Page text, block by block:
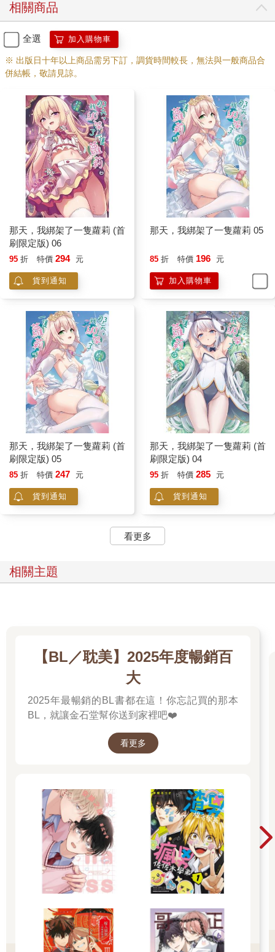
前，學姐已經先一步迎上客人了。
「您好，只有──一位嗎？」學姐的語句帶著猶豫，視線也飄向我
這邊。
我立刻明白學姐動作僵硬的原因。因為學姐調查過某人，也難怪
會知道少女的底細。
「不、不是，應該說我不是來喝咖啡的。」
呼應著缺乏自信的身體動作，少女講話也溫吞溫吞的，不是很敢
直視對方。
「那，難道是──」
在尷尬的學姐搔著頭進一步說下去前，兩人間的對話被人打斷。
「用這種態度對客人不好吧，扣妳錢喔。」
「不要沒事就要扣員工錢啦！老闆！」雖然聽起來像玩笑，學姐
還是出聲抗議。
我看了看角落的鋼琴，既然老闆有彈鋼琴的興趣，加上他也知道
我的背景，或許認出了什麼吧，畢竟她現在的知名度──
「妳是袁藍華吧，那位知名的年輕鋼琴天才。」
老闆果然點出對方驚人的身分，袁藍華則默默點頭。
我雖然討厭媒體，卻特別關注她的發展。
少女叫做袁藍華，不過十六歲的高中生年紀就揚名全國。從國小
庭，甚至還有廠商找她代言拍攝一些廣告。
袁藍華的聲音越來越小，看來是真的不擅長應對。不過被稱為袁
藍華的她，有著這熟悉的姓氏並非偶然。
她正是臺灣知名富豪袁長慶的寶貝女兒，也是當年的撕票案受害
者──袁少華的親妹妹。
加害者與受害者的血親齊聚一堂，即使大部分的客人並沒有聽到
對話，也不見得認得出我們，空氣中仍然瀰漫著說不出口的沉
袁藍華在被老闆認出身分後，又過了幾秒才發現站在窗邊的我，
隨即對我這邊微微彎腰，姑且當作是致意吧。
她剛剛才從附近走來，怎沒透過窗戶看到逗留在窗邊的我？
看來袁藍華因為太敏感而過於內向的個性，在長大後也沒有改
變，這點讓我有些憂慮。
「我……」她向我這邊挪動腳步，但只前進一些就停住。
彷彿吞下所有負面情緒，以至於有些麻木的表情。
不只無形的牆擋在她與我之間，我們內心的想法也註定無法交
做為「劉松霖」的我，其實很希望袁藍華能大聲指責我。但她沒
有選擇這麼做，就連在袁少華的頭七上，當年的小女孩都只是默
自喪禮後，我沒有再去過袁家，更別說跟袁藍華有任何接觸。
本該是親哥哥的我，早已失去陪伴妹妹成長的資格。
所以我只能對她露出笑容，一如往常虛偽的、噁心的笑容，那是
「好久不見了，袁藍華。」
一旁的Ａ子似乎盯著我。
麼，我的後背因此滲出冷汗。
最後有所行動的卻不是我。袁藍華吸了口氣，以堅定的神情望向
所謂的一個小忙，我有猜到會是這種事情──畢竟我們是兄妹。
店內本來播放的吉他民謠被學姐默默關掉，我則故意繞去整理客
人離去後的座位，偷偷觀察他們的動作。
袁藍華的請求，是彈奏一曲鋼琴曲。
老闆爽快地帶著少女來到放鋼琴的角落，並沒有特別介紹這位年
輕的鋼琴家，只是點頭同意借出鋼琴。乍看之下像是避免怕生的
袁藍華緊張，其實這是對她的考驗。
有段差距，加上方才畏縮的表現，並非所有的客人都有注意到鋼
琴前的少女。
「大、大家好……」
相關商品
全選 加入購物車
※ 出版日十年以上商品需另下訂，調貨時間較長，無法與一般商品合
併結帳，敬請見諒。
那天，我綁架了一隻蘿莉 (首
刷限定版) 06
95 折 特價 294 元
貨到通知
那天，我綁架了一隻蘿莉 05
85 折 特價 196 元
加入購物車
那天，我綁架了一隻蘿莉 (首
刷限定版) 05
85 折 特價 247 元
貨到通知
那天，我綁架了一隻蘿莉 (首
刷限定版) 04
95 折 特價 285 元
貨到通知
看更多
相關主題
【BL／耽美】2025年度暢銷百
大
2025年最暢銷的BL書都在這！你忘記買的那本
BL，就讓金石堂幫你送到家裡吧❤️
看更多